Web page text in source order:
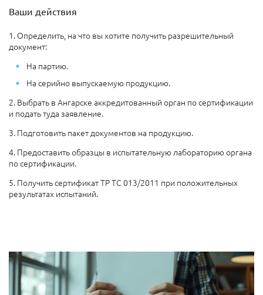
Ваши действия
1. Определить, на что вы хотите получить разрешительный
документ:
На партию.
На серийно выпускаемую продукцию.
2. Выбрать в Ангарске аккредитованный орган по сертификации
и подать туда заявление.
3. Подготовить пакет документов на продукцию.
4. Предоставить образцы в испытательную лабораторию органа
по сертификации.
5. Получить сертификат ТР ТС 013/2011 при положительных
результатах испытаний.